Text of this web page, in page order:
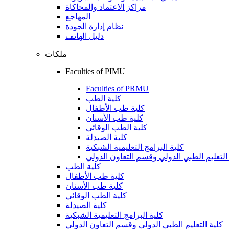
مراكز الاعتماد والمحاكاة
المهاجع
نظام إدارة الجودة
دليل الهاتف
ملكات
Faculties of PIMU
Faculties of PRMU
كلية الطب
كلية طب الأطفال
كلية طب الأسنان
كلية الطب الوقائي
كلية الصيدلة
كلية البرامج التعليمية الشبكية
التعليم الطبي الدولي وقسم التعاون الدولي
كلية الطب
كلية طب الأطفال
كلية طب الأسنان
كلية الطب الوقائي
كلية الصيدلة
كلية البرامج التعليمية الشبكية
كلية التعليم الطبي الدولي وقسم التعاون الدولي